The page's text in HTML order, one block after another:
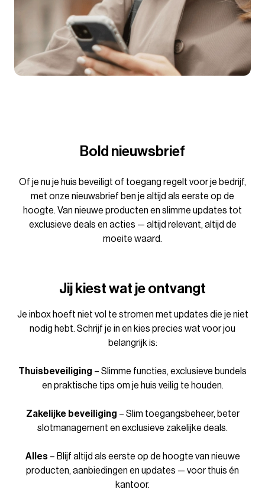
Bold nieuwsbrief
Of je nu je huis beveiligt of toegang regelt voor je bedrijf,
met onze nieuwsbrief ben je altijd als eerste op de
hoogte. Van nieuwe producten en slimme updates tot
exclusieve deals en acties — altijd relevant, altijd de
moeite waard.
Jij kiest wat je ontvangt
Je inbox hoeft niet vol te stromen met updates die je niet
nodig hebt. Schrijf je in en kies precies wat voor jou
belangrijk is:
Thuisbeveiliging – Slimme functies, exclusieve bundels
en praktische tips om je huis veilig te houden.
Zakelijke beveiliging – Slim toegangsbeheer, beter
slotmanagement en exclusieve zakelijke deals.
Alles– Blijf altijd als eerste op de hoogte van nieuwe
producten, aanbiedingen en updates — voor thuis én
kantoor.